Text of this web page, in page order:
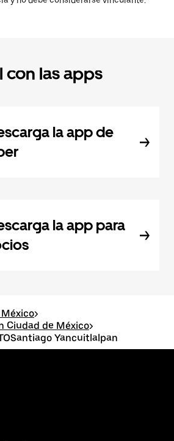
con las apps
la app de
la app para
>
Ciudad de México>
Yancuitlalpan